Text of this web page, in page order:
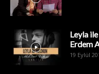
Leyla
Erdem
19 Eylül